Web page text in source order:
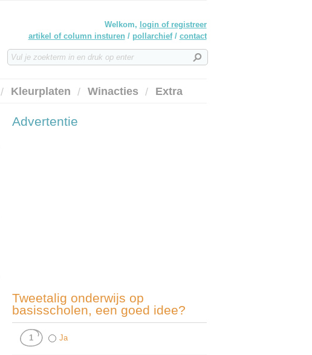
Welkom, login of registreer
artikel of column insturen / pollarchief/ contact
Kleurplaten Winacties Extra
Advertentie
Tweetalig onderwijs op
basisscholen, een goed idee?
1 Ja